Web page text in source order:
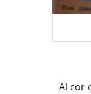
Al cor